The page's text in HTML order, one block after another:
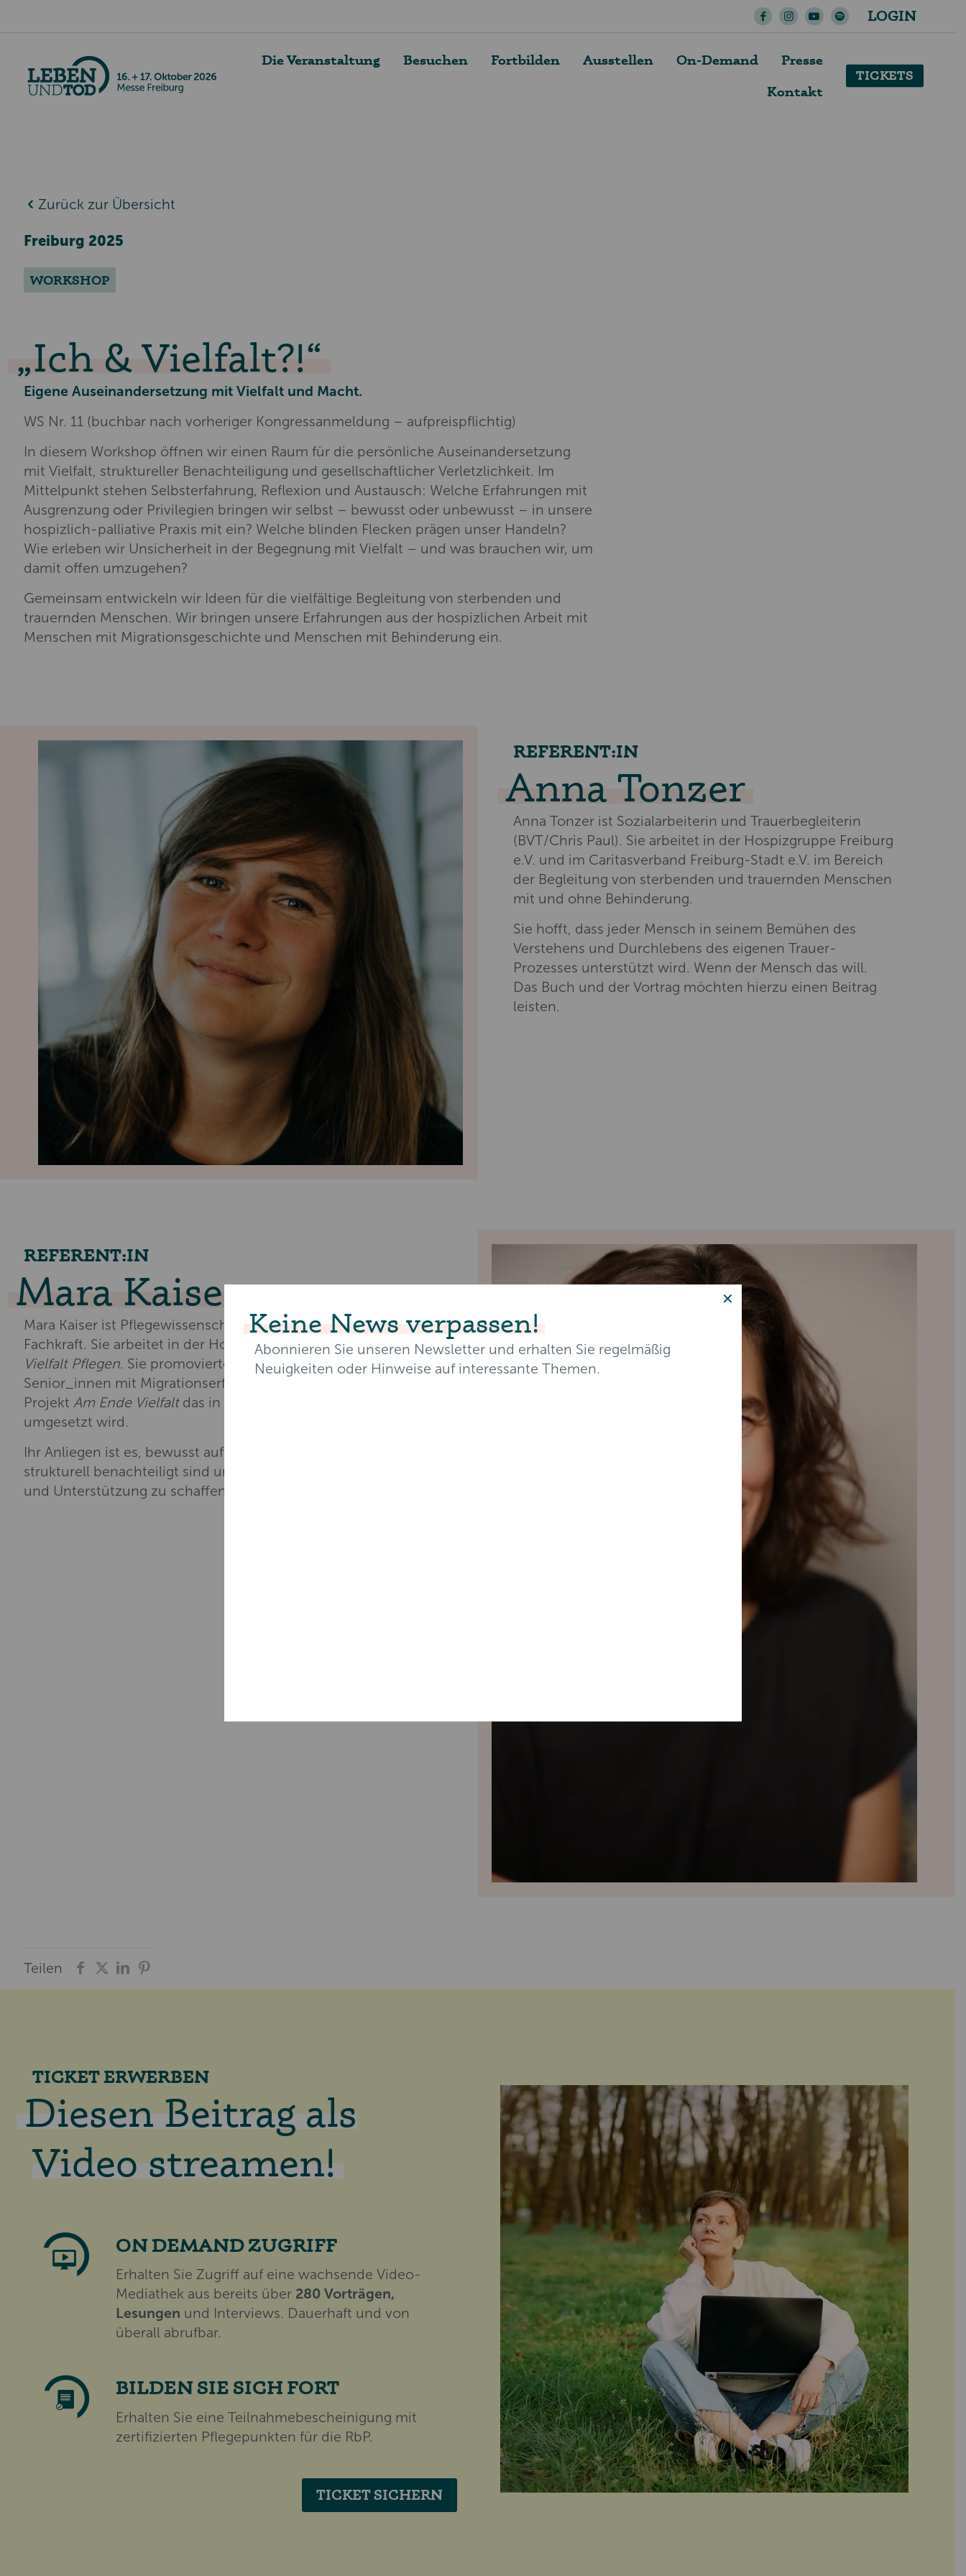
LOGIN
Die Veranstaltung Besuchen Fortbilden Ausstellen On-Demand
Presse
Kontakt
TICKETS
Zurück zur Übersicht
Freiburg 2025
WORKSHOP
Ich & Vielfalt?!
Eigene Auseinandersetzung mit Vielfalt und Macht.
WS Nr. 11 (buchbar nach vorheriger Kongressanmeldung – aufpreispflichtig)
In diesem Workshop öffnen wir einen Raum für die persönliche Auseinandersetzung
mit Vielfalt, struktureller Benachteiligung und gesellschaftlicher Verletzlichkeit. Im
Mittelpunkt stehen Selbsterfahrung, Reflexion und Austausch: Welche Erfahrungen mit
Ausgrenzung oder Privilegien bringen wir selbst – bewusst oder unbewusst – in unsere
hospizlich-palliative Praxis mit ein? Welche blinden Flecken prägen unser Handeln?
Wie erleben wir Unsicherheit in der Begegnung mit Vielfalt – und was brauchen wir, um
damit offen umzugehen?
Gemeinsam entwickeln wir Ideen für die vielfältige Begleitung von sterbenden und
trauernden Menschen. Wir bringen unsere Erfahrungen aus der hospizlichen Arbeit mit
Menschen mit Migrationsgeschichte und Menschen mit Behinderung ein.
REFERENT:IN
Anna Tonzer
Anna Tonzer ist Sozialarbeiterin und Trauerbegleiterin
(BVT/Chris Paul). Sie arbeitet in der Hospizgruppe Freiburg
e.V. und im Caritasverband Freiburg-Stadt e.V. im Bereich
der Begleitung von sterbenden und trauernden Menschen
mit und ohne Behinderung.
Sie hofft, dass jeder Mensch in seinem Bemühen des
Verstehens und Durchlebens des eigenen Trauer-
Prozesses unterstützt wird. Wenn der Mensch das will.
Das Buch und der Vortrag möchten hierzu einen Beitrag
leisten.
REFERENT:IN
Mara Kaiser
Mara Kaiser ist Pflegewissenschaftlerin und Palliative Care
Fachkraft. Sie arbeitet in der Hospizgruppe Freiburg e.V. und bei
Vielfalt Pflegen. Sie promovierte zu „Lebenswelten von
Senior_innen mit Migrationserfahrung“ und verantwortet das
Projekt Am Ende Vielfaltdas in der Hospizgruppe Freiburg e.V.
umgesetzt wird.
Ihr Anliegen ist es, bewusst auf Menschen zuzugehen, die
strukturell benachteiligt sind und Möglichkeiten der Begleitung
und Unterstützung zu schaffen.
Teilen
TICKET ERWERBEN
Diesen Beitrag als
Video streamen!
ON DEMAND ZUGRIFF
Erhalten Sie Zugriff auf eine wachsende Video-
Mediathek aus bereits über 280 Vorträgen,
Lesungen und Interviews. Dauerhaft und von
überall abrufbar.
BILDEN SIE SICH FORT
Erhalten Sie eine Teilnahmebescheinigung mit
zertifizierten Pflegepunkten für die RbP.
TICKET SICHERN
✕
Keine News verpassen!
Abonnieren Sie unseren Newsletter und erhalten Sie regelmäßig
Neuigkeiten oder Hinweise auf interessante Themen.